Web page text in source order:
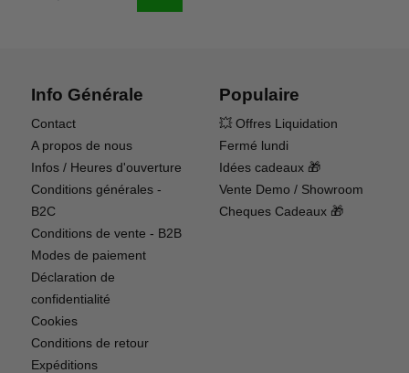
BRUSHLESS-TRANSMISSION PRETE
La transmission 3S prête à l'emploi est incluse de
série, l'ARRMA GRANITE MEGA 665 4x4 est
équipé pour une mise à niveau facile vers la
puissance sans balais pour une plus grande
efficacité et une puissance plus élevée dès que
vous&rsquo ;re ready.
Info Générale
Contact
A propos de nous
Infos / Heures d'ouverture
Conditions générales -
B2C
Conditions de vente - B2B
Modes de paiement
Déclaration de
confidentialité
Cookies
Conditions de retour
Expéditions
Populaire
💥 Offres Liquidation
Fermé lundi
Idées cadeaux 🎁
Vente Demo / Showroom
Cheques Cadeaux 🎁